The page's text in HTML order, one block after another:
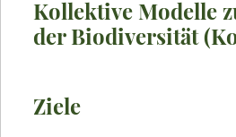
Kollektive Modelle
der Biodiversität
Ziele